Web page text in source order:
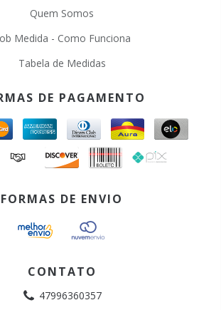
Quem Somos
Medida - Como Funciona
Tabela de Medidas
DE PAGAMENTO
FORMAS DE ENVIO
CONTATO
47996360357